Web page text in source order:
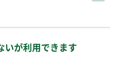
いが利用できます